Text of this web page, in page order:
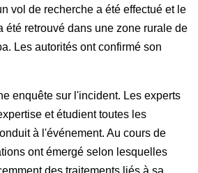
vol de recherche a été effectué et le
été retrouvé dans une zone rurale de
Les autorités ont confirmé son
enquête sur l'incident. Les experts
et étudient toutes les
à l'événement. Au cours de
ont émergé selon lesquelles
des traitements liés à sa